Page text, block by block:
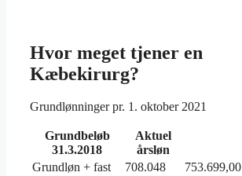
Hvor meget tjener en
Kæbekirurg?
Grundlønninger pr. 1. oktober 2021
Grundbeløb
31.3.2018
Aktuel
årsløn
Grundløn + fast
708.048
753.699,00